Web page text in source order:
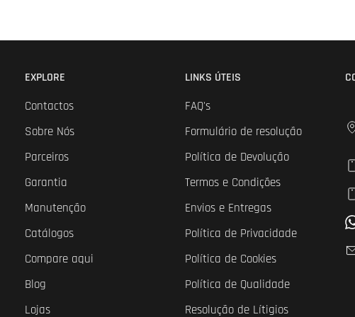
EXPLORE
Contactos
Sobre Nós
Parceiros
Garantia
Manutenção
Catálogos
Compare aqui
Blog
Lojas
LINKS ÚTEIS
FAQ's
Formulário de resolução
Política de Devolução
Termos e Condições
Envios e Entregas
Política de Privacidade
Política de Cookies
Política de Qualidade
Resolução de Lítigios